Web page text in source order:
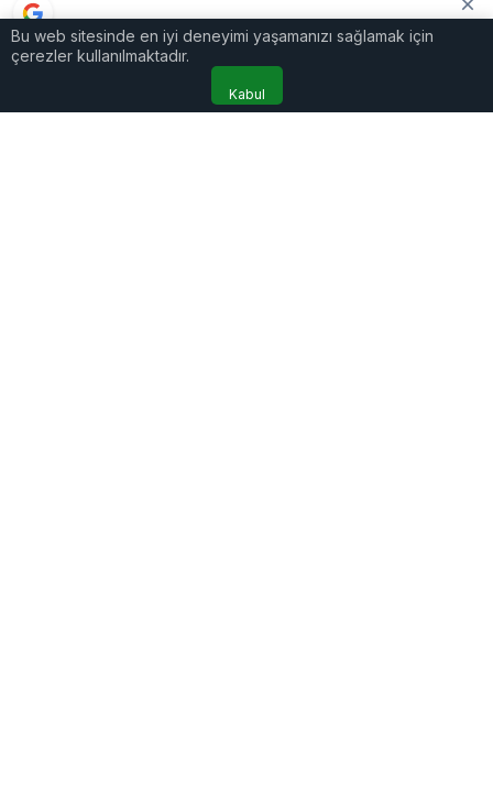
3dk, 21sn
Bu web sitesinde en iyi deneyimi yaşamanızı sağlamak için
çerezler kullanılmaktadır.
Kabul
TERCIH EDILEN KAYNAK
Google'da bizi öne çıkarın